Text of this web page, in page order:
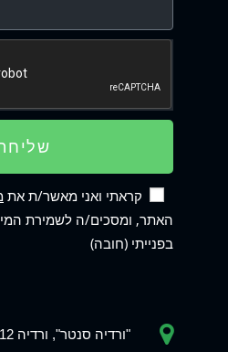
קראתי ואני מאשר/ת את
האתר, ומסכים/ה לשמירת
בפנייתי (חובה)
"ורדיה סנטר", ורדיה 12, חיפה